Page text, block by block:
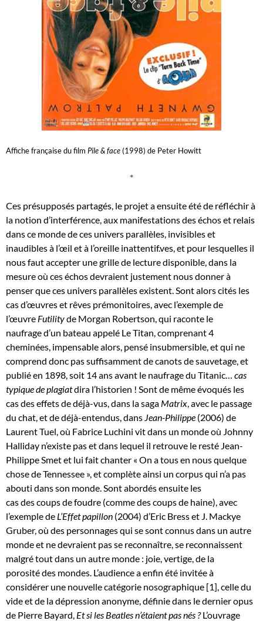
Affiche française du film Pile & face(1998) de Peter Howitt
*
Ces présupposés partagés, le projet a ensuite été de réfléchir à
la notion d’interférence, aux manifestations des échos et relais
dans ce monde de ces univers parallèles, invisibles et
inaudibles à l’œil et à l’oreille inattentif.ves, et pour lesquelles il
nous faut accepter une grille de lecture disponible, dans la
mesure où ces échos devraient justement nous donner à
penser que ces univers parallèles existent. Sont alors cités les
cas d’œuvres et rêves prémonitoires, avec l’exemple de
l’œuvre Futilityde Morgan Robertson, qui raconte le
naufrage d’un bateau appelé Le Titan, comprenant 4
cheminées, impensable alors, pensé insubmersible, et qui ne
comprend donc pas suffisamment de canots de sauvetage, et
publié en 1898, soit 14 ans avant le naufrage du Titanic… cas
typique de plagiatdira l’historien ! Sont de même évoqués les
cas des effets de déjà-vus, dans la saga Matrix , avec le passage
du chat, et de déjà-entendus, dans Jean-Philippe (2006) de
Laurent Tuel, où Fabrice Luchini vit dans un monde où Johnny
Halliday n’existe pas et dans lequel il retrouve le resté Jean-
Philippe Smet et lui fait chanter « On a tous en nous quelque
chose de Tennessee », et complète ainsi un corpus qui n’a pas
abouti dans son monde. Sont abordés ensuite les
cas des coups de foudre (comme des coups de haine), avec
l’exemple de L’Effet papillon (2004) d’Eric Bress et J. Mackye
Gruber, où des personnages qui se sont connus dans un autre
monde et ne devraient pas se reconnaître, se reconnaissent
malgré tout dans un autre monde : joie, vertige, de la
porosité des mondes. L’audience a enfin été invitée à
considérer une nouvelle catégorie nosographique [1], celle du
vide et de la dépression anonyme, définie dans le dernier opus
de Pierre Bayard, Et si les Beatles n’étaient pas nés ?L’ouvrage